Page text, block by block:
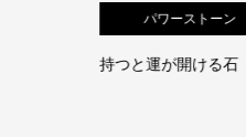
パワーストーン
持つと運が開ける石